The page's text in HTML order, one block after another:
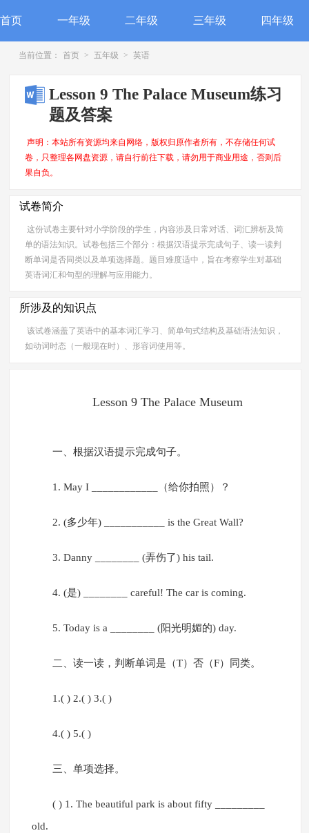
首页 一年级 二年级 三年级 四年级
当前位置： 首页 > 五年级 > 英语
Lesson 9 The Palace Museum练习
题及答案
声明：本站所有资源均来自网络，版权归原作者所有，不存储任何试
卷，只整理各网盘资源，请自行前往下载，请勿用于商业用途，否则后
果自负。
试卷简介
这份试卷主要针对小学阶段的学生，内容涉及日常对话、词汇辨析及简
单的语法知识。试卷包括三个部分：根据汉语提示完成句子、读一读判
断单词是否同类以及单项选择题。题目难度适中，旨在考察学生对基础
英语词汇和句型的理解与应用能力。
所涉及的知识点
该试卷涵盖了英语中的基本词汇学习、简单句式结构及基础语法知识，
如动词时态（一般现在时）、形容词使用等。
Lesson 9 The Palace Museum
一、根据汉语提示完成句子。
1. May I ____________（给你拍照）？
2. (多少年) ___________ is the Great Wall?
3. Danny ________ (弄伤了) his tail.
4. (是) ________ careful! The car is coming.
5. Today is a ________ (阳光明媚的) day.
二、读一读，判断单词是（T）否（F）同类。
1.( ) 2.( ) 3.( )
4.( ) 5.( )
三、单项选择。
( ) 1. The beautiful park is about fifty _________
old.